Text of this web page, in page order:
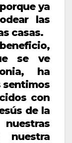
ya
las
casas.
se ve
ha
sentimos
con
de la
nuestra